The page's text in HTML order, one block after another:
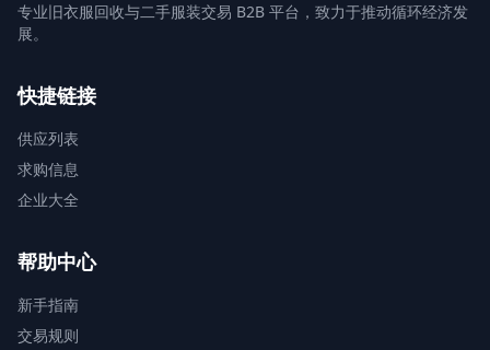
专业旧衣服回收与二手服装交易 B2B 平台，致力于推动循环经济发
展。
快捷链接
供应列表
求购信息
企业大全
帮助中心
新手指南
交易规则